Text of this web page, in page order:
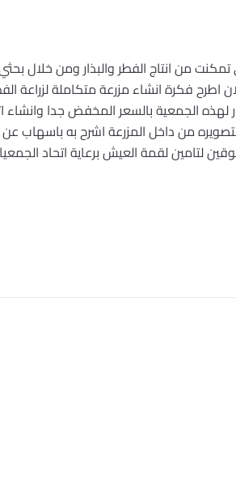
من انتاج الفطر والبذار ومن خلال بحثي
اطرح فكرة انشاء مزرعة متكاملة لزراعة
لهذه الجمعية بالسعر المخفض جدا وانشاء
من داخل المزرعة اشرح به باسهاب عن
لتامين لقمة العيش برعاية اتحاد